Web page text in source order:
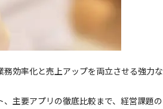
効率化と売上アップを両立させる強力な
主要アプリの徹底比較まで、経営課題の